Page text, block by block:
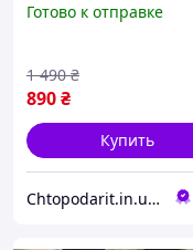
мокасины размер 37,
Готово к отправке
890₴
1 490 ₴
Купить
Chtopodarit.in.ua-інтернет-магазин цікавих подарунків